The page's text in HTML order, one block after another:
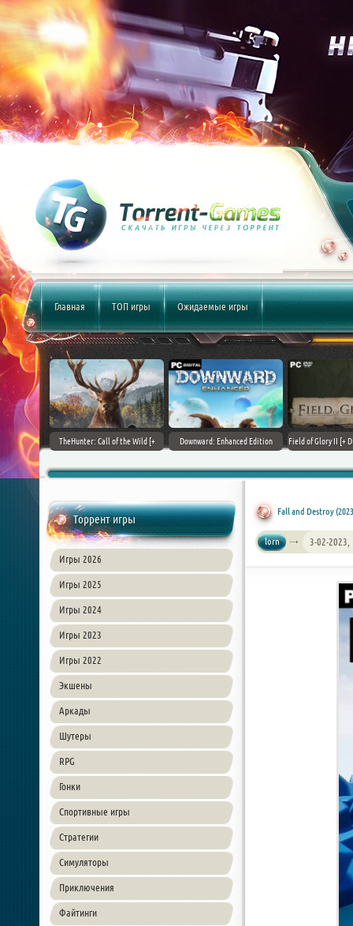
Главная ТОП игры Ожидаемые игры
(2017)
TheHunter: Call of the Wild [+
Downward: Enhanced Edition
Field of Glory II [+
Торрент игры
Игры 2026
Игры 2025
Игры 2024
Игры 2023
Игры 2022
Экшены
Аркады
Шутеры
RPG
Гонки
Спортивные игры
Стратегии
Симуляторы
Приключения
Файтинги
Fall and Destroy
lorn 3-02-2023,